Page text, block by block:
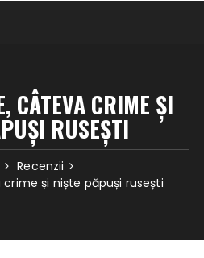
CÂTEVA CRIME ȘI
RUSEȘTI
Recenzii
și niște păpuși rusești